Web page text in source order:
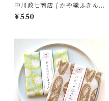
中川政七商店 / かや織ふきん (
tupera tupera ABCパーティ
ー)
¥550